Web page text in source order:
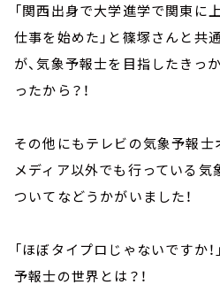
「関西出身で大学進学で関東に
仕事を始めた」と篠塚さんと共
が、気象予報士を目指したき
ったから？！
その他にもテレビの気象予報士
メディア以外でも行っている
ついてなどうかがいました！
「ほぼタイプロじゃないですか
予報士の世界とは？！